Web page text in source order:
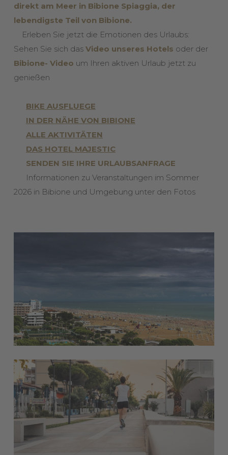
direkt am Meer in Bibione Spiaggia, der
lebendigste Teil von Bibione.
Erleben Sie jetzt die Emotionen des Urlaubs:
Sehen Sie sich das Video unseres Hotels oder der
Bibione- Video um Ihren aktiven Urlaub jetzt zu
genießen
BIKE AUSFLUEGE
IN DER NÄHE VON BIBIONE
ALLE AKTIVITÄTEN
DAS HOTEL MAJESTIC
SENDEN SIE IHRE URLAUBSANFRAGE
Informationen zu Veranstaltungen im Sommer
2026 in Bibione und Umgebung unter den Fotos